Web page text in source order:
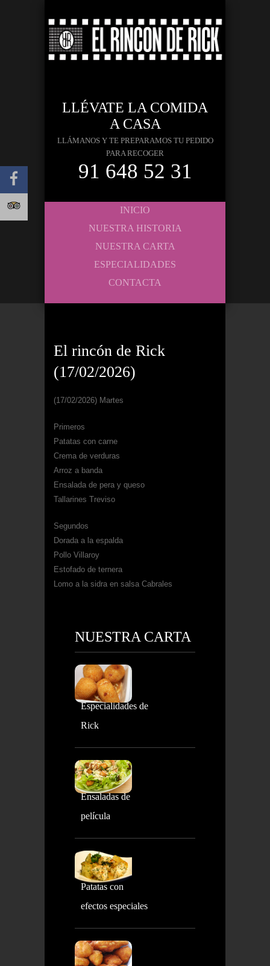
LLÉVATE LA COMIDA
A CASA
LLÁMANOS Y TE PREPARAMOS TU PEDIDO
PARA RECOGER
91 648 52 31
INICIO
NUESTRA HISTORIA
NUESTRA CARTA
ESPECIALIDADES
CONTACTA
El rincón de Rick
(17/02/2026)
(17/02/2026) Martes
Primeros
Patatas con carne
Crema de verduras
Arroz a banda
Ensalada de pera y queso
Tallarines Treviso
Segundos
Dorada a la espalda
Pollo Villaroy
Estofado de ternera
Lomo a la sidra en salsa Cabrales
NUESTRA CARTA
Especialidades de
Rick
Ensaladas de
película
Patatas con
efectos especiales